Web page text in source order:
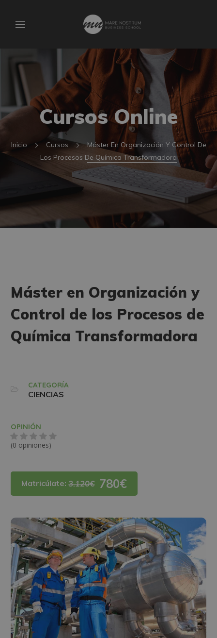
Cursos Online
Inicio Cursos
Máster En Organización Y Control De
Los Procesos De Química Transformadora
Máster en Organización y
Control de los Procesos de
Química Transformadora
CATEGORÍA
CIENCIAS
OPINIÓN
(0 opiniones)
Matricúlate:3.120€ 780€